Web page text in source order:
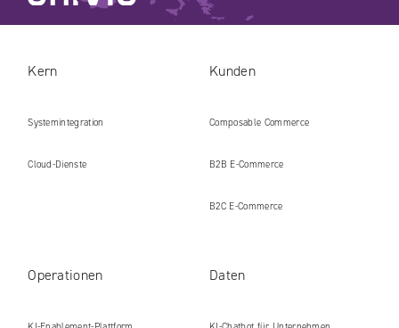
Kern
Systemintegration
Cloud-Dienste
Kunden
Composable Commerce
B2B E‑Commerce
B2C E‑Commerce
Operationen Daten